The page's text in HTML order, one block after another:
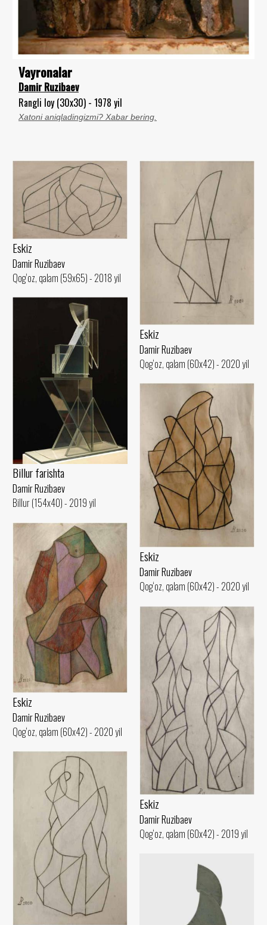
Vayronalar
Damir Ruzibaev
Rangli loy (30x30) - 1978 yil
Xatoni aniqladingizmi? Xabar bering.
Eskiz
Damir Ruzibaev
Qog‘oz, qalam (59x65) - 2018 yil
Eskiz
Damir Ruzibaev
Qog‘oz, qalam (60x42) - 2020 yil
Billur farishta
Damir Ruzibaev
Billur (154x40) - 2019 yil
Eskiz
Damir Ruzibaev
Qog‘oz, qalam (60x42) - 2020 yil
Eskiz
Damir Ruzibaev
Qog‘oz, qalam (60x42) - 2020 yil
Eskiz
Damir Ruzibaev
Qog‘oz, qalam (60x42) - 2019 yil